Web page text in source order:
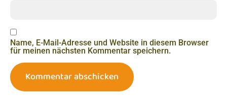
Name, E-Mail-Adresse und Website in diesem Browser
für meinen nächsten Kommentar speichern.